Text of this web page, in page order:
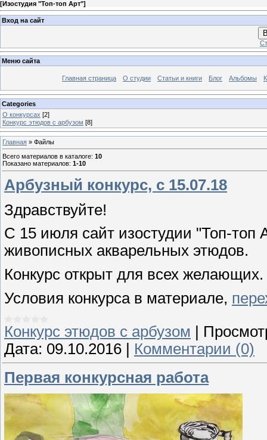
[Изостудия "Топ-топ Арт"]
Вход на сайт
Меню сайта
Главная страница О студии Статьи и книги Блог Альбомы
Categories
О конкурсах [2]
Конкурс этюдов с арбузом [8]
Главная » Файлы
Всего материалов в каталоге: 10
Показано материалов: 1-10
Арбузный конкурс, с 15.07.18
Здравствуйте!
С 15 июля сайт изостудии "Топ-топ
живописных акварельных этюдов.
Конкурс открыт для всех
Условия конкурса в материале,
Конкурс этюдов с арбузом
Дата: 09.10.2016
Комментарии (0)
Первая конкурсная работа